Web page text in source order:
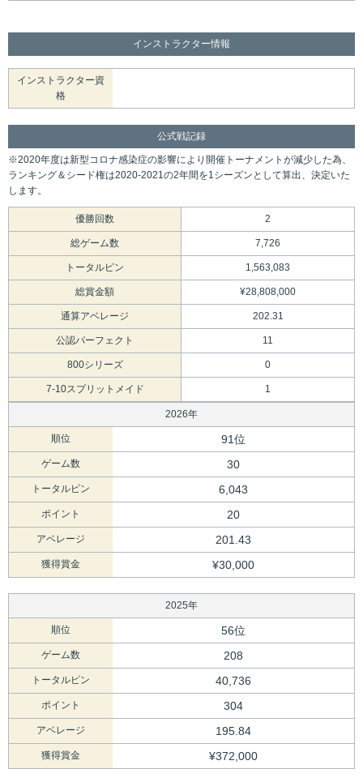
インストラクター情報
インストラクター資
格
公式戦記録
※2020年度は新型コロナ感染症の影響により開催トーナメントが減少した為、
ランキング＆シード権は2020-2021の2年間を1シーズンとして算出、決定いた
します。
優勝回数 2
総ゲーム数 7,726
トータルピン 1,563,083
総賞金額 ¥28,808,000
通算アベレージ 202.31
公認パーフェクト 11
800シリーズ 0
7-10スプリットメイド 1
2026年
順位 91位
ゲーム数 30
トータルピン 6,043
ポイント 20
アベレージ 201.43
獲得賞金 ¥30,000
2025年
順位 56位
ゲーム数 208
トータルピン 40,736
ポイント 304
アベレージ 195.84
獲得賞金 ¥372,000